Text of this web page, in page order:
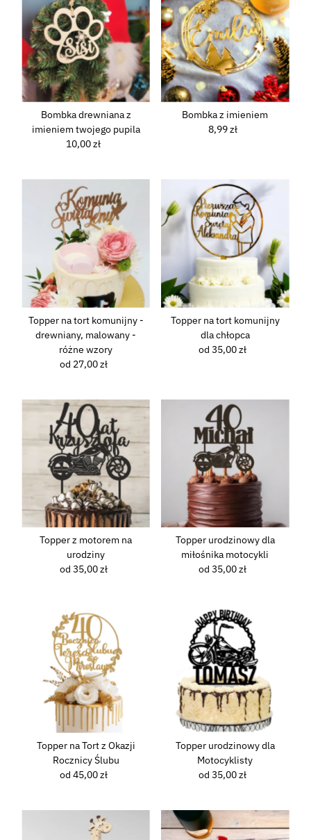
Bombka drewniana z
imieniem twojego pupila
Normalna
10,00 zł
Bombka z imieniem
Normalna
8,99 zł
Topper na tort komunijny -
drewniany, malowany -
różne wzory
Normalna
od 27,00 zł
Topper na tort komunijny
dla chłopca
Normalna
od 35,00 zł
Topper z motorem na
urodziny
Normalna
od 35,00 zł
Topper urodzinowy dla
miłośnika motocykli
Normalna
od 35,00 zł
Topper na Tort z Okazji
Rocznicy Ślubu
Normalna
od 45,00 zł
Topper urodzinowy dla
Motocyklisty
Normalna
od 35,00 zł